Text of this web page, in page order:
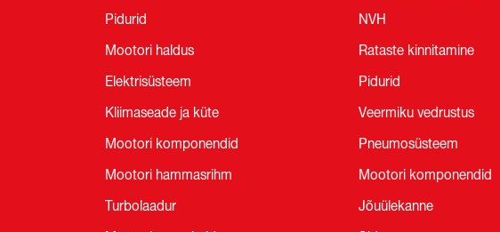
Pidurid
Mootori haldus
Elektrisüsteem
Kliimaseade ja küte
Mootori komponendid
Mootori hammasrihm
Turbolaadur
NVH
Rataste kinnitamine
Pidurid
Veermiku vedrustus
Pneumosüsteem
Mootori komponendid
Jõuülekanne